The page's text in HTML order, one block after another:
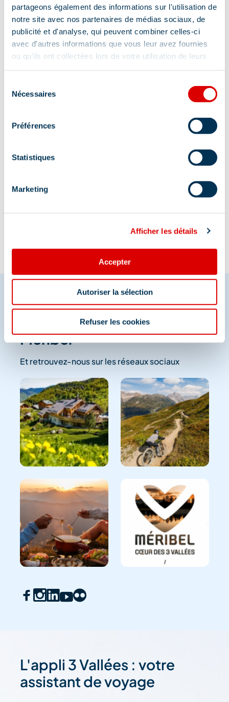
partageons également des informations sur l'utilisation de
notre site avec nos partenaires de médias sociaux, de
publicité et d'analyse, qui peuvent combiner celles-ci
avec d'autres informations que vous leur avez fournies
ou qu'ils ont collectées lors de votre utilisation de leurs
Nécessaires
Préférences
Statistiques
Marketing
Afficher les détails
Accepter
Autoriser la sélection
Refuser les cookies
Adresse :
Complément de localisation :
Partagez vos moments à
Méribel
Et retrouvez-nous sur les réseaux sociaux
L'appli 3 Vallées : votre
assistant de voyage